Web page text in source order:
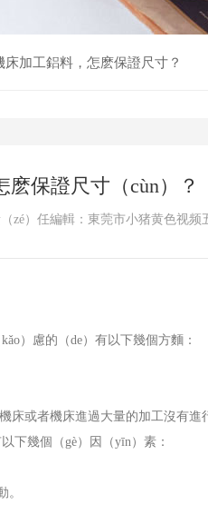
床加工鋁料，怎麽保證尺寸？
保證尺寸（cùn）？
zé）任編輯：東莞市小猪黄色视频
）慮的（de）有以下幾個方麵：
床或者機床進過大量的加工沒有
下幾個（gè）因（yīn）素：
。